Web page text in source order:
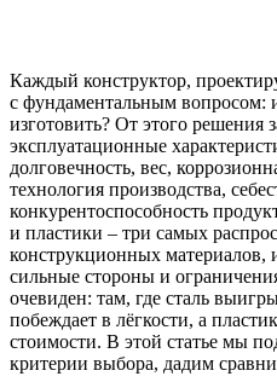
Каждый конструктор,
с фундаментальным вопросом:
изготовить? От этого решения
эксплуатационные
долговечность, вес,
технология производства,
конкурентоспособность
и пластики – три самых
конструкционных материалов,
сильные стороны и
очевиден: там, где сталь
побеждает в лёгкости, а
стоимости. В этой статье мы
критерии выбора, дадим